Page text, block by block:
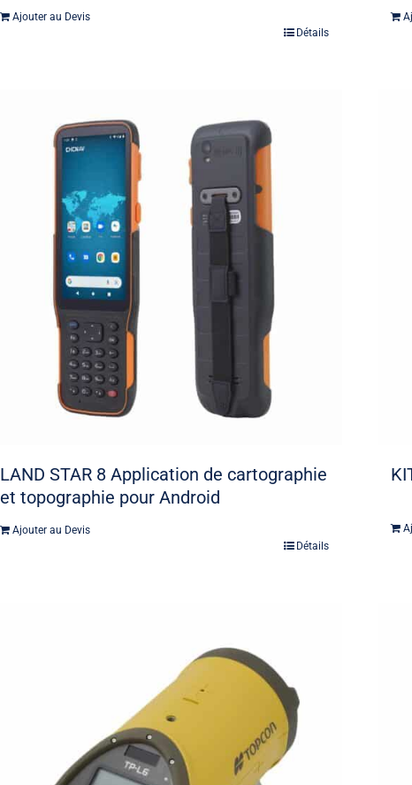
Ajouter au Devis
Détails
LAND STAR 8 Application de cartographie
et topographie pour Android
Ajouter au Devis
Détails